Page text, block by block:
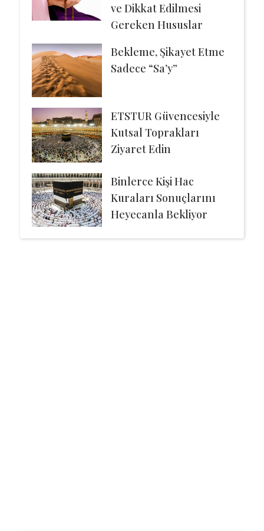
ve Dikkat Edilmesi
Gereken Hususlar
Bekleme, Şikayet Etme
Sadece “Sa’y”
ETSTUR Güvencesiyle
Kutsal Toprakları
Ziyaret Edin
Binlerce Kişi Hac
Kuraları Sonuçlarını
Heyecanla Bekliyor